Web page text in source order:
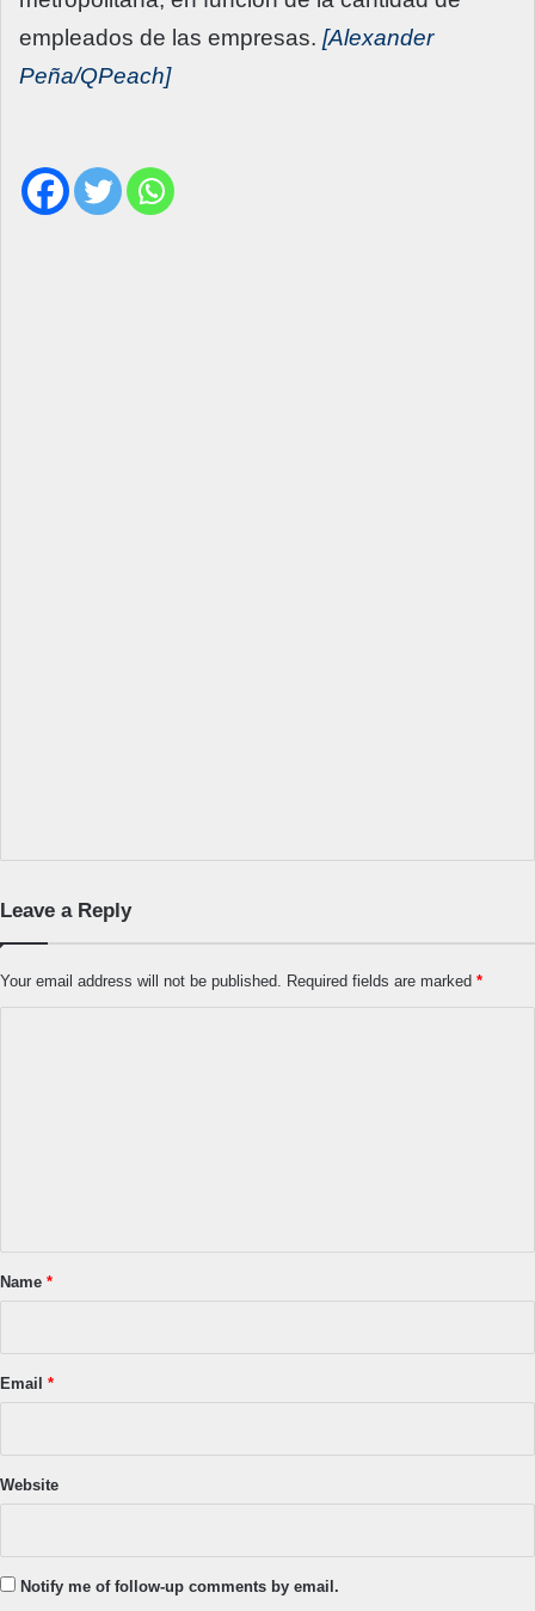
empleados de las empresas. [Alexander
Peña/QPeach]
Leave a Reply
Your email address will not be published. Required fields are marked *
*Name *
Email *
Website
Notify me of follow-up comments by email.